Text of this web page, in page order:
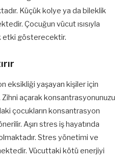
Küçük kolye ya da bileklik
Çocuğun vücut ısısıyla
etki gösterecektir.
eksikliği yaşayan kişiler için
Zihni açarak konsantrasyonunuzu
çocukların konsantrasyon
Aşırı stres iş hayatında
Stres yönetimi ve
Vücuttaki kötü enerjiyi